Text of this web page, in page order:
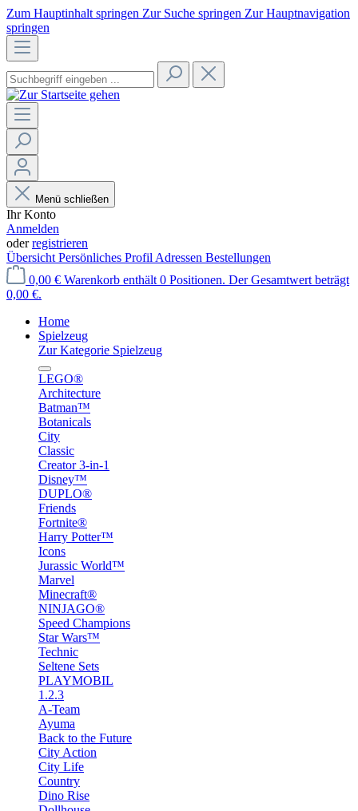
Zum Hauptinhalt springen Zur Suche springen Zur Hauptnavigation
springen
Menü schließen
Ihr Konto
Anmelden
oderregistrieren
Übersicht Persönliches Profil Adressen Bestellungen
0,00 € Warenkorb enthält 0 Positionen. Der Gesamtwert beträgt
0,00 €.
Home
Spielzeug
Zur Kategorie Spielzeug
LEGO®
Architecture
Batman™
Botanicals
City
Classic
Creator 3-in-1
Disney™
DUPLO®
Friends
Fortnite®
Harry Potter™
Icons
Jurassic World™
Marvel
Minecraft®
NINJAGO®
Speed Champions
Star Wars™
Technic
Seltene Sets
PLAYMOBIL
1.2.3
A-Team
Ayuma
Back to the Future
City Action
City Life
Country
Dino Rise